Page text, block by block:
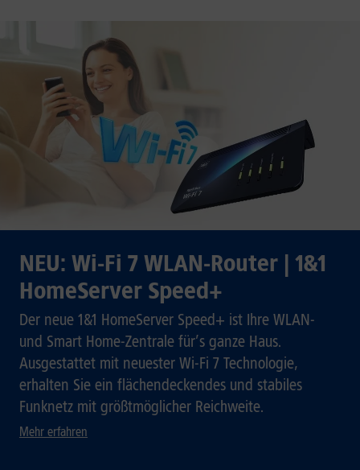
NEU: Wi-Fi 7 WLAN-Router | 1&1
HomeServer Speed+
Der neue 1&1 HomeServer Speed+ ist Ihre WLAN-
und Smart Home-Zentrale für’s ganze Haus.
Ausgestattet mit neuester Wi-Fi 7 Technologie,
erhalten Sie ein flächendeckendes und stabiles
Funknetz mit größtmöglicher Reichweite.
Mehr erfahren